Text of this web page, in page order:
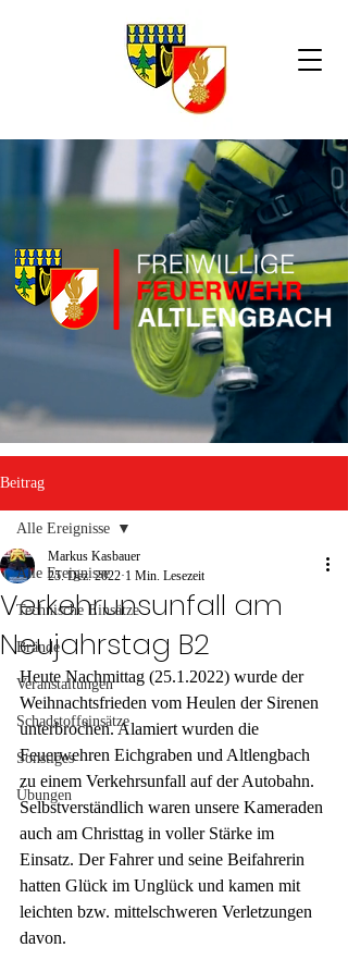
Beitrag
Alle Ereignisse
Technische Einsätze
Brände
Veranstaltungen
Schadstoffeinsätze
Sonstiges
Übungen
Alle Ereignisse
Verkehrunsunfall am
Neujahrstag B2
Markus Kasbauer
25. Dez. 2022 1 Min. Lesezeit
Heute Nachmittag (25.1.2022) wurde der
Weihnachtsfrieden vom Heulen der Sirenen
unterbrochen. Alamiert wurden die
Feuerwehren Eichgraben und Altlengbach
zu einem Verkehrsunfall auf der Autobahn.
Selbstverständlich waren unsere Kameraden
auch am Christtag in voller Stärke im
Einsatz. Der Fahrer und seine Beifahrerin
hatten Glück im Unglück und kamen mit
leichten bzw. mittelschweren Verletzungen
davon.